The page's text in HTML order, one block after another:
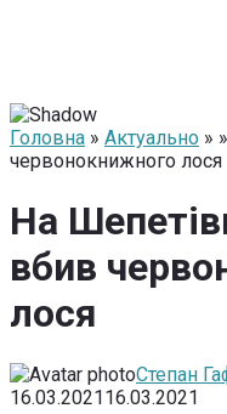
Головна » Актуально »
червонокнижного лося
На
вбив
лося
Степан
16.03.202116.03.2021